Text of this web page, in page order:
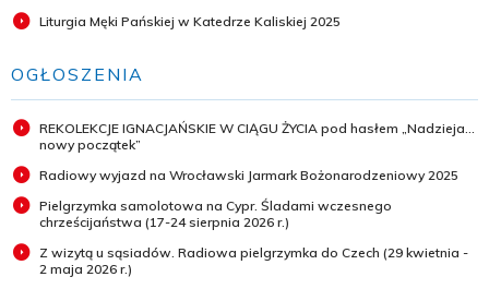
Liturgia Męki Pańskiej w Katedrze Kaliskiej 2025
OGŁOSZENIA
REKOLEKCJE IGNACJAŃSKIE W CIĄGU ŻYCIA pod hasłem „Nadzieja...
nowy początek”
Radiowy wyjazd na Wrocławski Jarmark Bożonarodzeniowy 2025
Pielgrzymka samolotowa na Cypr. Śladami wczesnego
chrześcijaństwa (17-24 sierpnia 2026 r.)
Z wizytą u sąsiadów. Radiowa pielgrzymka do Czech (29 kwietnia -
2 maja 2026 r.)